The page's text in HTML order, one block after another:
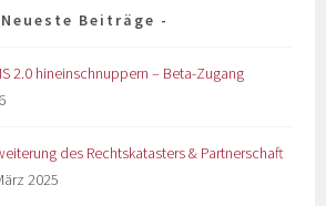
Neueste Beiträge
2.0 hineinschnuppern – Beta-Zugang
des Rechtskatasters & Partnerschaft
2025